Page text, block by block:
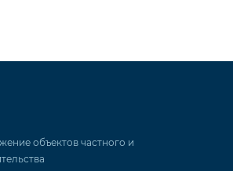
объектов частного и